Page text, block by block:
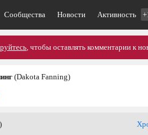
Сообщества Новости Активность
, чтобы оставлять комментарии к
(Dakota Fanning)